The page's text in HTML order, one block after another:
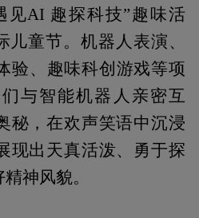
见AI 趣探科技”趣味活
儿童节。机器人表演、
验、趣味科创游戏等项
与智能机器人亲密互
秘，在欢声笑语中沉浸
现出天真活泼、勇于探
神风貌。